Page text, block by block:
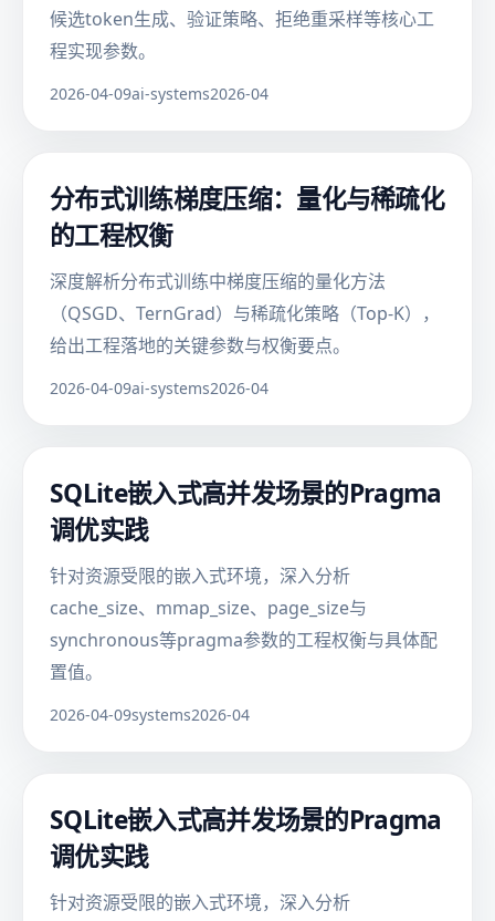
候选token生成、验证策略、拒绝重采样等核心工
程实现参数。
2026-04-09ai-systems2026-04
分布式训练梯度压缩：量化与稀疏化
的工程权衡
深度解析分布式训练中梯度压缩的量化方法
（QSGD、TernGrad）与稀疏化策略（Top-K），
给出工程落地的关键参数与权衡要点。
2026-04-09ai-systems2026-04
SQLite嵌入式高并发场景的Pragma
调优实践
针对资源受限的嵌入式环境，深入分析
cache_size、mmap_size、page_size与
synchronous等pragma参数的工程权衡与具体配
置值。
2026-04-09systems2026-04
SQLite嵌入式高并发场景的Pragma
调优实践
针对资源受限的嵌入式环境，深入分析